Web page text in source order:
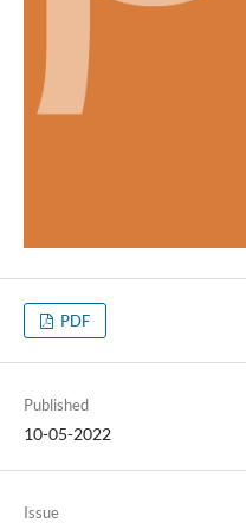
PDF
Published
10-05-2022
Issue